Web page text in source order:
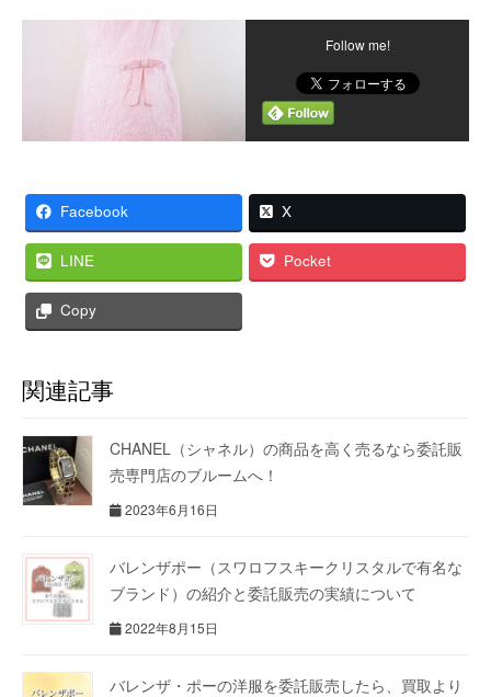
Follow me!
Facebook X
LINE Pocket
Copy
関連記事
CHANEL（シャネル）の商品を高く売るなら委託販
売専門店のブルームへ！
2023年6月16日
バレンザポー（スワロフスキークリスタルで有名な
ブランド）の紹介と委託販売の実績について
2022年8月15日
バレンザ・ポーの洋服を委託販売したら、買取より